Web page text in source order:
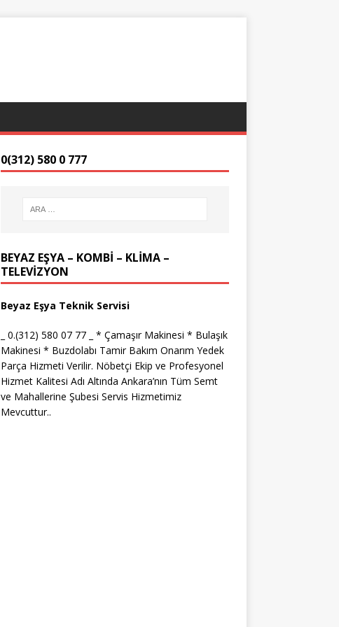
0(312) 580 0 777
BEYAZ EŞYA – KOMBİ – KLİMA –
TELEVİZYON
Beyaz Eşya Teknik Servisi
_ 0.(312) 580 07 77 _ * Çamaşır Makinesi * Bulaşık
Makinesi * Buzdolabı Tamir Bakım Onarım Yedek
Parça Hizmeti Verilir. Nöbetçi Ekip ve Profesyonel
Hizmet Kalitesi Adı Altında Ankara’nın Tüm Semt
ve Mahallerine Şubesi Servis Hizmetimiz
Mevcuttur..